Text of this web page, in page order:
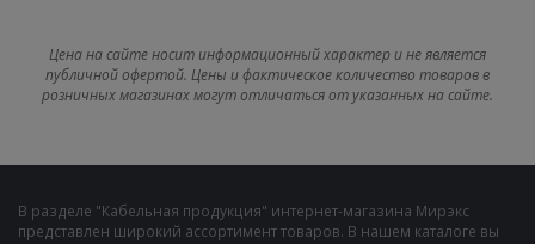
Цена на сайте носит информационный характер и не является
публичной офертой. Цены и фактическое количество товаров в
розничных магазинах могут отличаться от указанных на сайте.
В разделе "Кабельная продукция" интернет-магазина Мирэкс
представлен широкий ассортимент товаров. В нашем каталоге вы